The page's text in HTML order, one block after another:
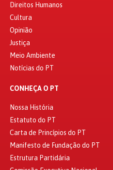
Direitos Humanos
Cultura
Opinião
Justiça
Meio Ambiente
Notícias do PT
CONHEÇA O PT
Nossa História
Estatuto do PT
Carta de Princípios do PT
Manifesto de Fundação do PT
Estrutura Partidária